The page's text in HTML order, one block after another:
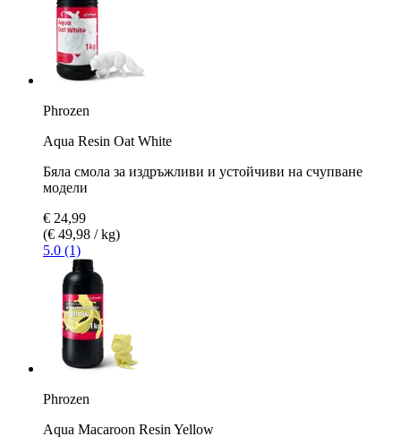
Phrozen
Aqua Resin Oat White
Бяла смола за издръжливи и устойчиви на счупване
модели
€ 24,99
(€ 49,98 / kg)
5.0 (1)
Phrozen
Aqua Macaroon Resin Yellow